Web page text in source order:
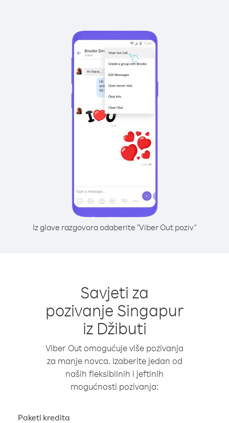
Iz glave razgovora odaberite "Viber Out poziv"
Savjeti za
pozivanje Singapur
iz Džibuti
Viber Out omogućuje više pozivanja
za manje novca. Izaberite jedan od
naših fleksibilnih i jeftinih
mogućnosti pozivanja:
Paketi kredita